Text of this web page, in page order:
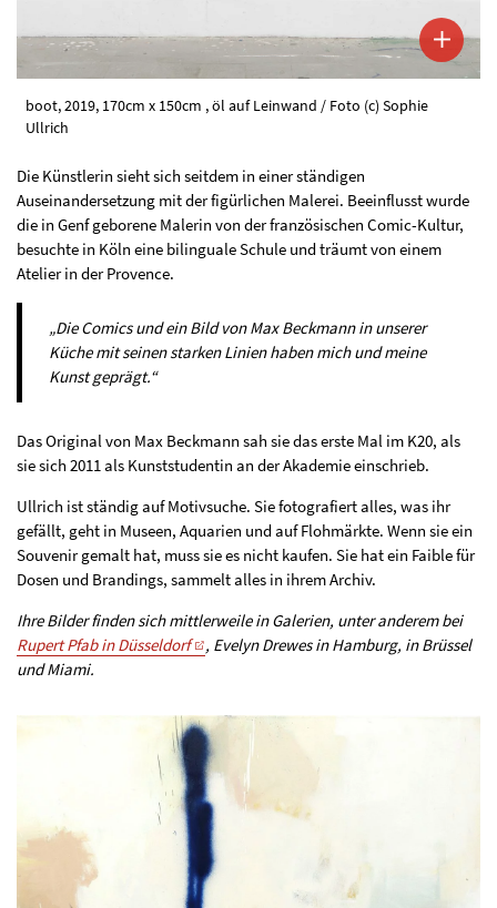
boot, 2019, 170cm x 150cm , öl auf Leinwand / Foto (c) Sophie
Ullrich
Die Künstlerin sieht sich seitdem in einer ständigen
Auseinandersetzung mit der figürlichen Malerei. Beeinflusst wurde
die in Genf geborene Malerin von der französischen Comic-Kultur,
besuchte in Köln eine bilinguale Schule und träumt von einem
Atelier in der Provence.
„Die Comics und ein Bild von Max Beckmann in unserer
Küche mit seinen starken Linien haben mich und meine
Kunst geprägt.“
Das Original von Max Beckmann sah sie das erste Mal im K20, als
sie sich 2011 als Kunststudentin an der Akademie einschrieb.
Ullrich ist ständig auf Motivsuche. Sie fotografiert alles, was ihr
gefällt, geht in Museen, Aquarien und auf Flohmärkte. Wenn sie ein
Souvenir gemalt hat, muss sie es nicht kaufen. Sie hat ein Faible für
Dosen und Brandings, sammelt alles in ihrem Archiv.
Ihre Bilder finden sich mittlerweile in Galerien, unter anderem bei
Rupert Pfab in Düsseldorf
, Evelyn Drewes in Hamburg, in Brüssel
und Miami.